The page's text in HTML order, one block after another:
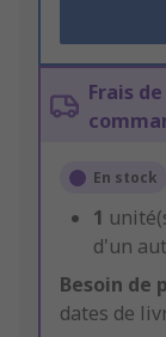
Frais
En stock
1
d'un
Besoin de
dates de